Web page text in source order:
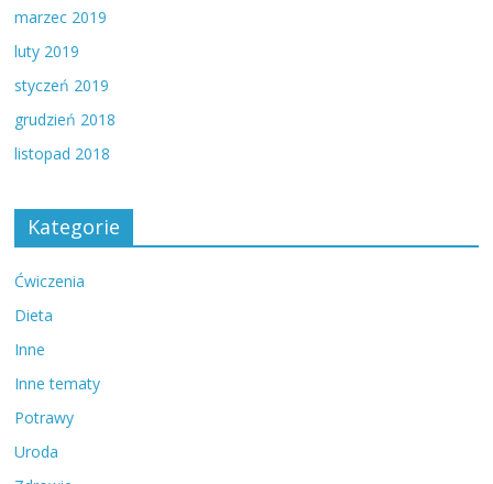
marzec 2019
luty 2019
styczeń 2019
grudzień 2018
listopad 2018
Kategorie
Ćwiczenia
Dieta
Inne
Inne tematy
Potrawy
Uroda